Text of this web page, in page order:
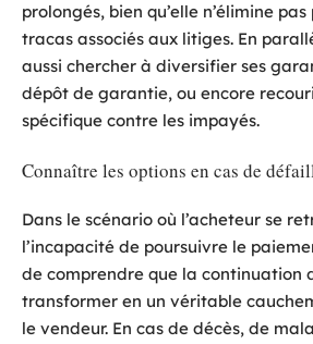
prolongés, bien qu’elle n’élimine
tracas associés aux litiges. En
aussi chercher à diversifier ses
dépôt de garantie, ou encore
spécifique contre les impayés.
Connaître les options en cas de
Dans le scénario où l’acheteur se
l’incapacité de poursuivre le
de comprendre que la continuation
transformer en un véritable
le vendeur. En cas de décès, de